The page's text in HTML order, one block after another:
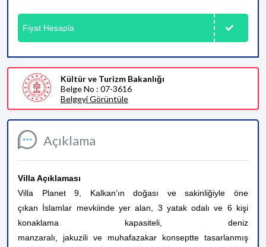
Açıklama
Villa Açıklaması
Villa Planet 9, Kalkan’ın doğası ve sakinliğiyle öne
çıkan İslamlar mevkiinde yer alan, 3 yatak odalı ve 6 kişi
konaklama kapasiteli, deniz
manzaralı, jakuzili ve muhafazakar konseptte tasarlanmış
Fiyat Hesapla
Kültür ve Turizm Bakanlığı
Belge No : 07-3616
Belgeyi Görüntüle